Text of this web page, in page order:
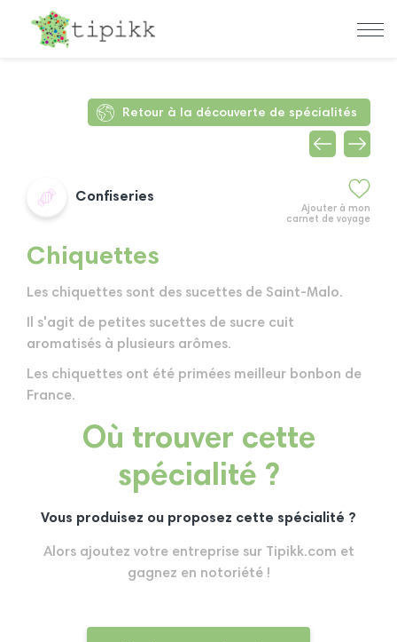
Retour à la découverte de spécialités
Ajouter à mon
carnet de voyage
Confiseries
Chiquettes
Les chiquettes sont des sucettes de Saint-Malo.
Il s'agit de petites sucettes de sucre cuit
aromatisés à plusieurs arômes.
Les chiquettes ont été primées meilleur bonbon de
France.
Où trouver cette
spécialité ?
Vous produisez ou proposez cette spécialité ?
Alors ajoutez votre entreprise sur Tipikk.com et
gagnez en notoriété !